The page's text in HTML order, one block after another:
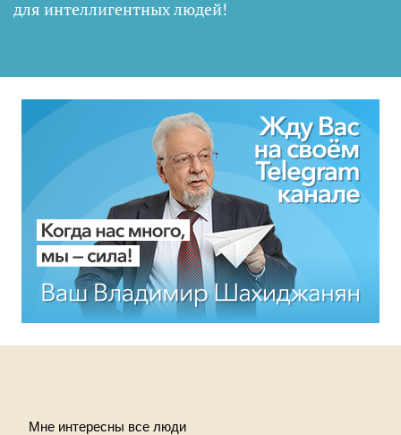
для интеллигентных людей!
Мне интересны все люди